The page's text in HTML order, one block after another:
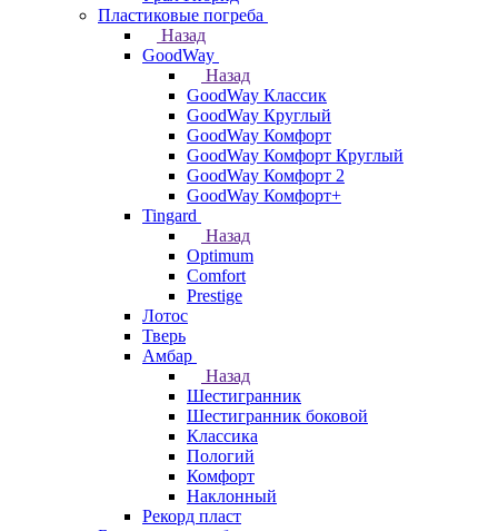
Пластиковые погреба
Назад
GoodWay
Назад
GoodWay Классик
GoodWay Круглый
GoodWay Комфорт
GoodWay Комфорт Круглый
GoodWay Комфорт 2
GoodWay Комфорт+
Tingard
Назад
Optimum
Comfort
Prestige
Лотос
Тверь
Амбар
Назад
Шестигранник
Шестигранник боковой
Классика
Пологий
Комфорт
Наклонный
Рекорд пласт